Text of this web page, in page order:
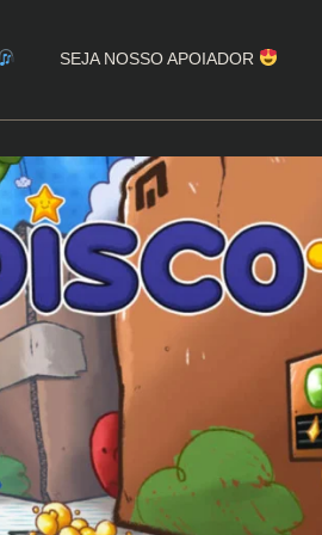
SEJA NOSSO APOIADOR